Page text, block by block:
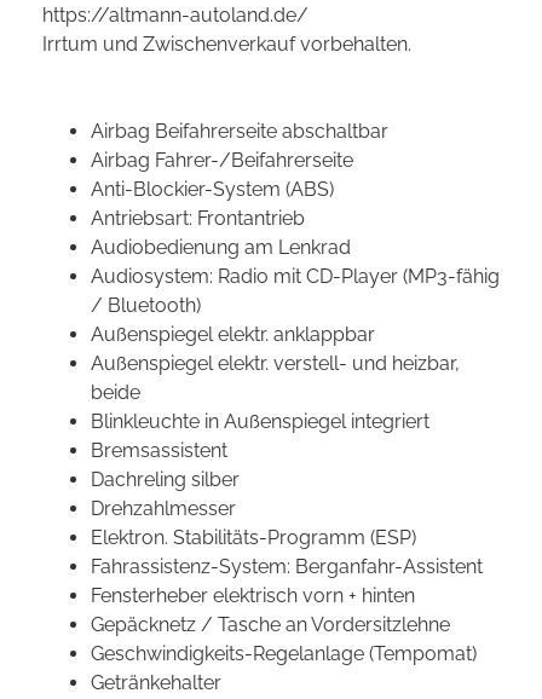
https://altmann-autoland.de/
Irrtum und Zwischenverkauf vorbehalten.
Airbag Beifahrerseite abschaltbar
Airbag Fahrer-/Beifahrerseite
Anti-Blockier-System (ABS)
Antriebsart: Frontantrieb
Audiobedienung am Lenkrad
Audiosystem: Radio mit CD-Player (MP3-fähig
/ Bluetooth)
Außenspiegel elektr. anklappbar
Außenspiegel elektr. verstell- und heizbar,
beide
Blinkleuchte in Außenspiegel integriert
Bremsassistent
Dachreling silber
Drehzahlmesser
Elektron. Stabilitäts-Programm (ESP)
Fahrassistenz-System: Berganfahr-Assistent
Fensterheber elektrisch vorn + hinten
Gepäcknetz / Tasche an Vordersitzlehne
Geschwindigkeits-Regelanlage (Tempomat)
Getränkehalter